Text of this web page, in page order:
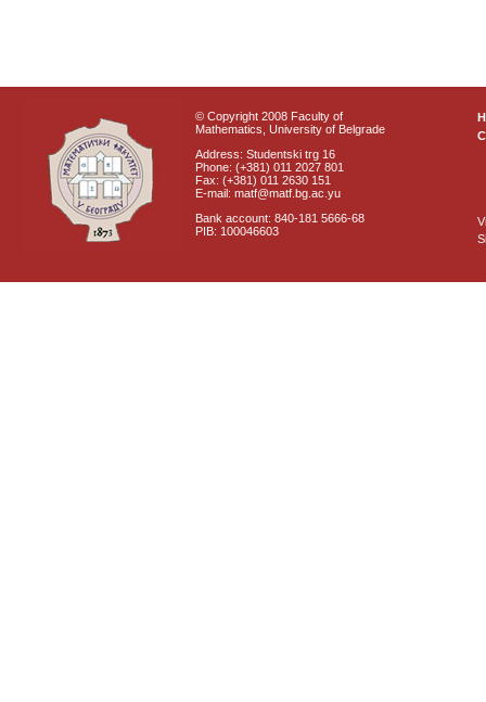
© Copyright 2008 Faculty of
Mathematics, University of Belgrade
Address: Studentski trg 16
Phone: (+381) 011 2027 801
Fax: (+381) 011 2630 151
E-mail: matf@matf.bg.ac.yu
Bank account: 840-181 5666-68
PIB: 100046603